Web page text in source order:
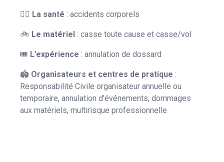
👨‍⚕️ La santé : accidents corporels
🚲 Le matériel : casse toute cause et casse/vol
🎟️ L’expérience : annulation de dossard
🏟 Organisateurs et centres de pratique :
Responsabilité Civile organisateur annuelle ou
temporaire, annulation d’événements, dommages
aux matériels, multirisque professionnelle